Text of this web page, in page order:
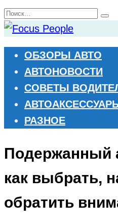
Перейти
к
содержанию
Search
for:
ОБЗОРЫ АВТО
АВТОНОВОСТИ
СОВЕТЫ
РАЗНОЕ
Подержанный
как выбрать,
обратить